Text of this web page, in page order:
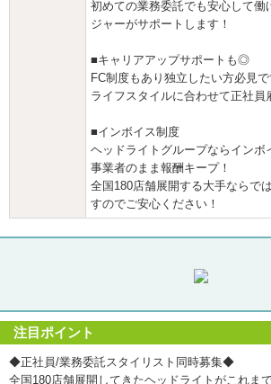
初めての業務委託でも安心して働
ジャーがサポートします！
■キャリアアップサポートも◎
FC制度もあり独立したい方必見で
ライフスタイルに合わせて正社員
■インボイス制度
ヘッドライトグループならインボ
事業者のまま報酬キープ！
全国180店舗展開する大手ならで
すのでご安心ください！
注目ポイント
◆正社員/業務委託スタイリスト同時募集◆
全国180店舗展開してきたヘッドライトがこれま